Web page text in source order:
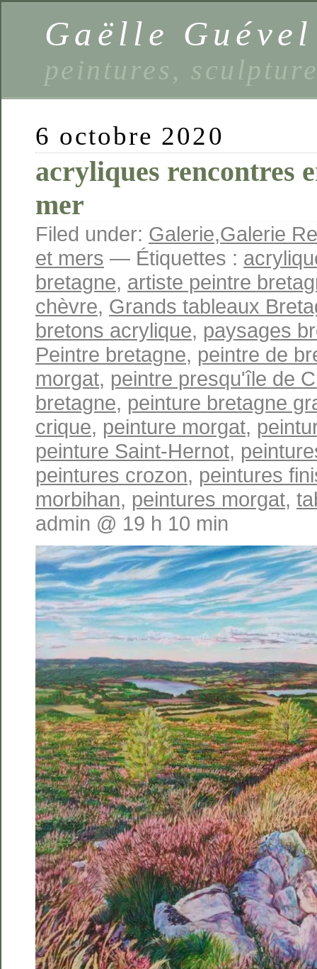
Gaëlle
peintures,
6 octobre 2020
acryliques rencontres
mer
Filed under: Galerie,Galerie
et mers — Étiquettes :
bretagne, artiste peintre
chèvre, Grands tableaux
bretons acrylique, paysages
Peintre bretagne, peintre de
morgat, peintre presqu'île de
bretagne, peinture bretagne
crique, peinture morgat,
peinture Saint-Hernot,
peintures crozon, peintures
morbihan, peintures morgat,
admin @ 19 h 10 min